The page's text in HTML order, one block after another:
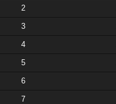
2
3
4
5
6
7